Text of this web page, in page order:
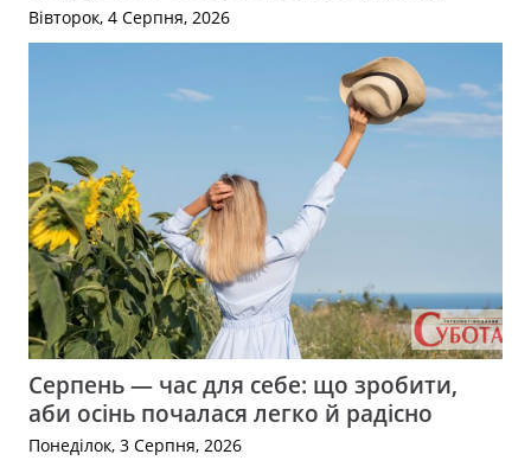
Вівторок, 4 Серпня, 2026
Серпень — час для себе: що зробити,
аби осінь почалася легко й радісно
Понеділок, 3 Серпня, 2026